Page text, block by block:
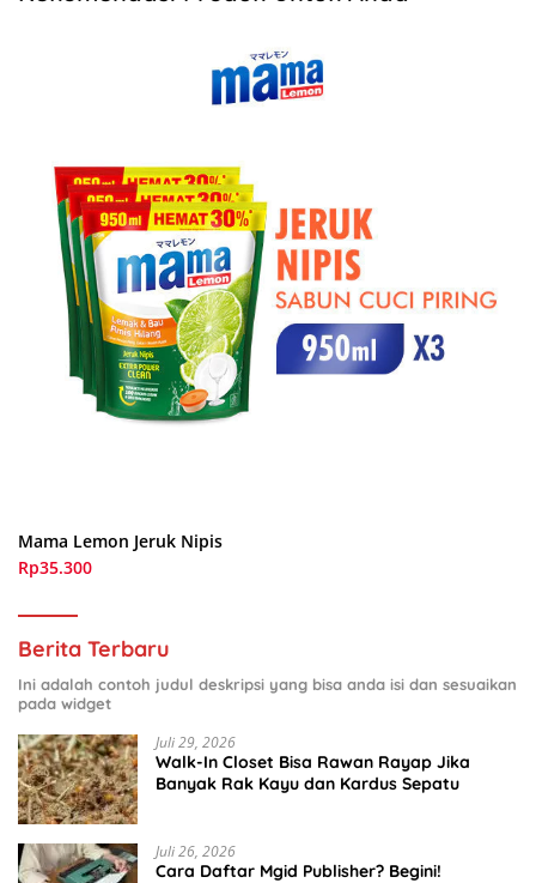
Mama Lemon Jeruk Nipis
Rp35.300
Berita Terbaru
Ini adalah contoh judul deskripsi yang bisa anda isi dan sesuaikan
pada widget
Juli 29, 2026
Walk-In Closet Bisa Rawan Rayap Jika
Banyak Rak Kayu dan Kardus Sepatu
Juli 26, 2026
Cara Daftar Mgid Publisher? Begini!